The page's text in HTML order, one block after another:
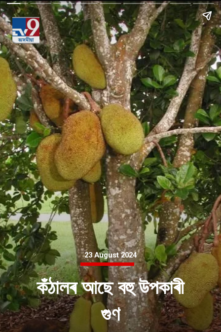
কঁঠালৰ আছে বহু উপকাৰী
গুণ
23 August 2024